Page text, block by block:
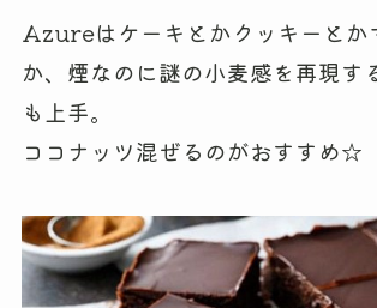
Azureはケーキとかクッキーとか
か、煙なのに謎の小麦感を再現す
も上手。
ココナッツ混ぜるのがおすすめ☆